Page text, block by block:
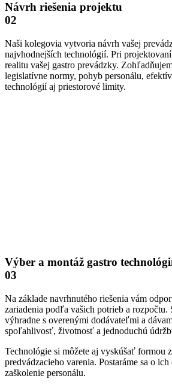
Návrh riešenia projektu
02
Naši kolegovia vytvoria návrh vašej
najvhodnejších technológií. Pri projektovaní
realitu vašej gastro prevádzky.
legislatívne normy, pohyb personálu,
technológií aj priestorové limity.
Výber a montáž gastro
03
Na základe navrhnutého riešenia vám
zariadenia podľa vašich potrieb a rozpočtu.
výhradne s overenými dodávateľmi a
spoľahlivosť, životnosť a jednoduchú
Technológie si môžete aj vyskúšať formou
predvádzacieho varenia. Postaráme sa o
zaškolenie personálu.